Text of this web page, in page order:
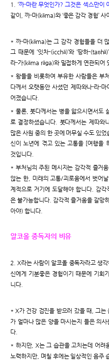
1. ‘까-마란 무엇인가? 그것은 섹스만이
같이, 까-마(kāma)와 ‘좋은 감각 경험’ 사
* 까-마(kāma)는 그 감각 경험들을 더
그 때문에 ‘잇차-(icchā)’와 ‘땅하-
라-가(kāma rāga)와 밀접하게 연관되어
* 왕들을 비롯하여 부유한 사람들은 부
다께서 오랫동안 사셨던 제따와나-라-
어졌습니다.
* 물론, 붓다께서는 병을 앓으시면서도
로 결정하셨습니다. 붓다께서는 제따와
많은 사원 중의 한 곳에 머무실 수도 있
신이 노년에 겪고 있는 고통을 [여행을
것입니다.
* 부처님의 주된 메시지는 감각적 즐거
않는 한, 미래의 고통/괴로움에서 벗어
계적으로 거기에 도달해야 합니다. 감
은 불가능합니다. 감각적 즐거움을 갈망
아야) 합니다.
알코올 중독자의 비유
2. X라는 사람이 알코올 중독자라고 생
신에게 기분좋은 경험이기 때문에 기회
니다.
* X가 건강 검진을 받으러 갔을 때, 그는
가 얼마나 많은 양을 마시는지 들은 의
다.
* 하지만, X는 그 습관을 고치는데 어려
노력하지만, 며칠 후에는 일상적인 음주